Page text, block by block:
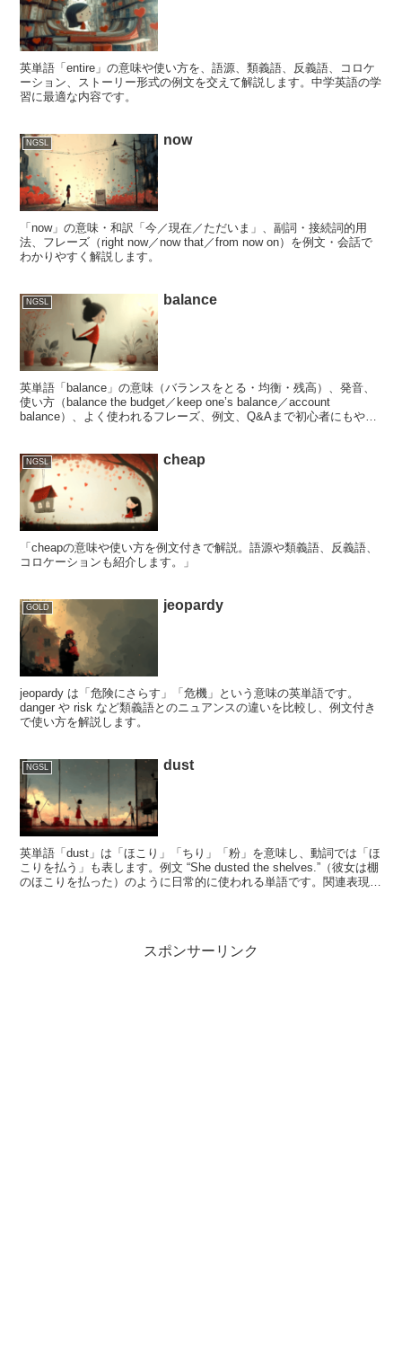
英単語「entire」の意味や使い方を、語源、類義語、反義語、コロケ
ーション、ストーリー形式の例文を交えて解説します。中学英語の学
習に最適な内容です。
NGSL now
「now」の意味・和訳「今／現在／ただいま」、副詞・接続詞的用
法、フレーズ（right now／now that／from now on）を例文・会話で
わかりやすく解説します。
NGSL balance
英単語「balance」の意味（バランスをとる・均衡・残高）、発音、
使い方（balance the budget／keep one’s balance／account
balance）、よく使われるフレーズ、例文、Q&Aまで初心者にもやさ
NGSL cheap
「cheapの意味や使い方を例文付きで解説。語源や類義語、反義語、
コロケーションも紹介します。」
GOLD jeopardy
jeopardy は「危険にさらす」「危機」という意味の英単語です。
danger や risk など類義語とのニュアンスの違いを比較し、例文付き
で使い方を解説します。
NGSL dust
英単語「dust」は「ほこり」「ちり」「粉」を意味し、動詞では「ほ
こりを払う」も表します。例文 “She dusted the shelves.”（彼女は棚
のほこりを払った）のように日常的に使われる単語です。関連表現や
スポンサーリンク